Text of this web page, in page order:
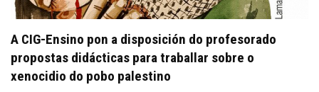
A CIG-Ensino pon a disposición do profesorado
propostas didácticas para traballar sobre o
xenocidio do pobo palestino